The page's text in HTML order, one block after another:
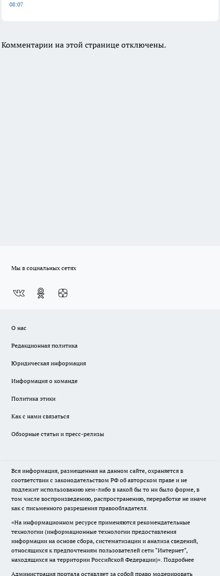
08:07
Комментарии на этой странице отключены.
Мы в социальных сетях
О нас
Редакционная политика
Юридическая информация
Информация о команде
Политика этики
Как с нами связаться
Обзорные статьи и пресс-релизы
Вся информация, размещенная на данном сайте, охраняется в
соответствии с законодательством РФ об авторском праве и не
подлежит использованию кем-либо в какой бы то ни было форме, в
том числе воспроизведению, распространению, переработке не иначе
как с письменного разрешения правообладателя.
«На информационном ресурсе применяются рекомендательные
технологии (информационные технологии предоставления
информации на основе сбора, систематизации и анализа сведений,
относящихся к предпочтениям пользователей сети "Интернет",
находящихся на территории Российской Федерации)». Подробнее
Администрация портала оставляет за собой право модерировать